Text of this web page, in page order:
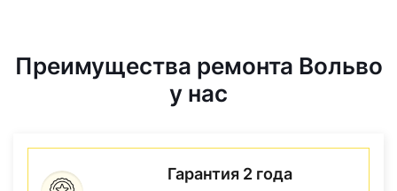
Преимущества ремонта Вольво
у нас
Гарантия 2 года